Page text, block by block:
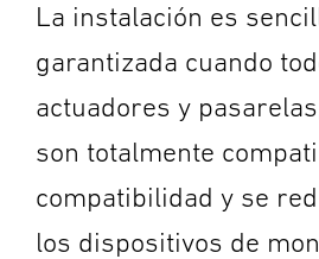
La instalación es
garantizada cuando
actuadores y
son totalmente
compatibilidad y se
los dispositivos de